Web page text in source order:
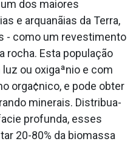
dos maiores
e arquanãias da Terra,
- como um revestimento
rocha. Esta população
ou oxigaªnio e com
orga¢nico, e pode obter
minerais. Distribua­
profunda, esses
20-80% da biomassa